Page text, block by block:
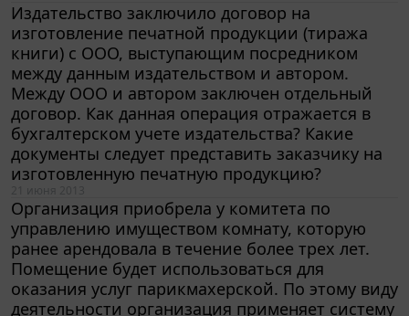
Издательство заключило договор на
изготовление печатной продукции (тиража
книги) с ООО, выступающим посредником
между данным издательством и автором.
Между ООО и автором заключен отдельный
договор. Как данная операция отражается в
бухгалтерском учете издательства? Какие
документы следует представить заказчику на
изготовленную печатную продукцию?
Организация приобрела у комитета по
управлению имуществом комнату, которую
ранее арендовала в течение более трех лет.
Помещение будет использоваться для
оказания услуг парикмахерской. По этому виду
деятельности организация применяет систему